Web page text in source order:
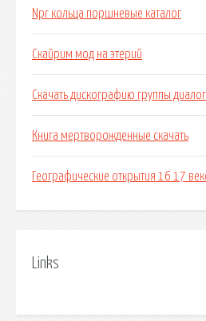
Npr кольца поршневые каталог
Скайрим мод на этерий
Скачать дискографию группы диалог
Книга мертворожденные скачать
Географические открытия 16 17
Links